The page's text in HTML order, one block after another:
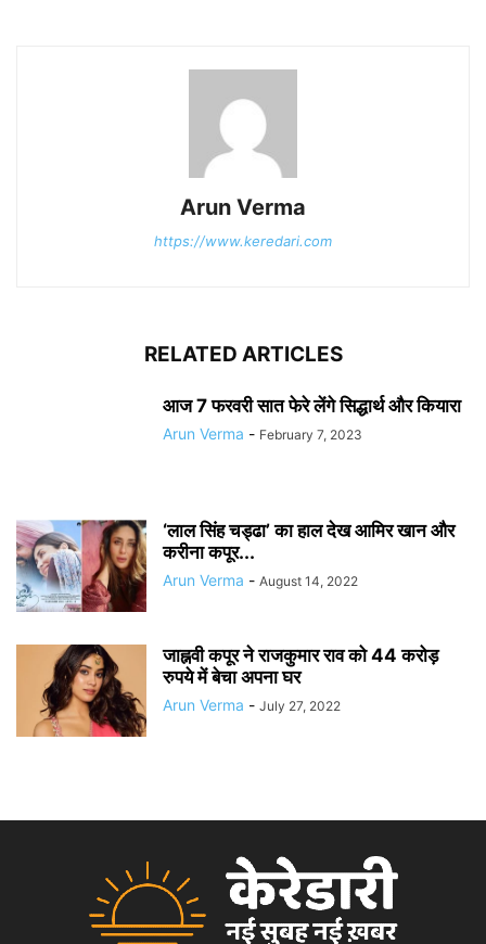
Arun Verma
https://www.keredari.com
RELATED ARTICLES
आज 7 फरवरी सात फेरे लेंगे सिद्धार्थ और कियारा
Arun Verma - February 7, 2023
‘लाल सिंह चड्ढा’ का हाल देख आमिर खान और
करीना कपूर...
Arun Verma - August 14, 2022
जाह्नवी कपूर ने राजकुमार राव को 44 करोड़
रुपये में बेचा अपना घर
Arun Verma - July 27, 2022